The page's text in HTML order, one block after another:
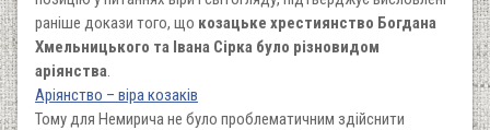
раніше докази того, що козацьке хрестиянство Богдана
Хмельницького та Івана Сірка було різновидом
аріянства.
Аріянство – віра козаків
Тому для Немирича не було проблематичним здійснити